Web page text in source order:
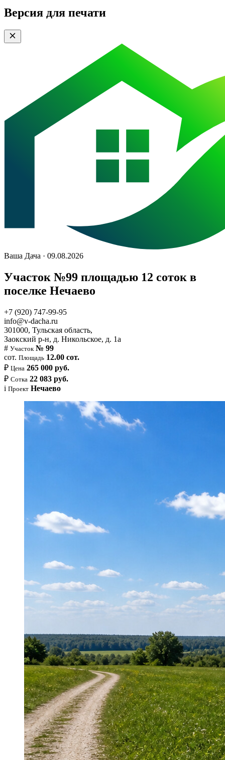
Версия для печати
Ваша Дача · 09.08.2026
Участок №99 площадью 12 соток в
поселке Нечаево
+7 (920) 747-99-95
info@v-dacha.ru
301000, Тульская область,
Заокский р-н, д. Никольское, д. 1а
# Участок № 99
сот. Площадь 12.00 сот.
₽ Цена 265 000 руб.
₽ Сотка 22 083 руб.
i Проект Нечаево